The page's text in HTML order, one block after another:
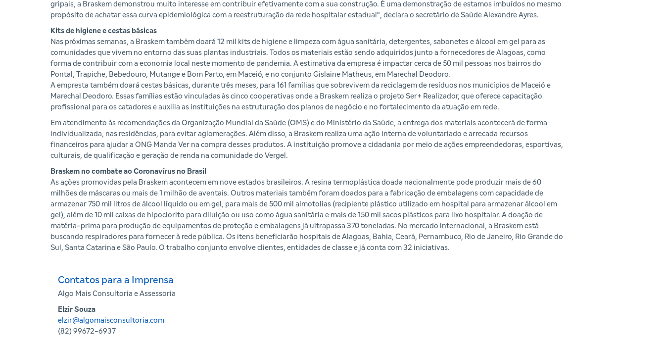
gripais, a Braskem demonstrou muito interesse em contribuir efetivamente com a sua construção. É uma demonstração de estamos imbuídos no mesmo
propósito de achatar essa curva epidemiológica com a reestruturação da rede hospitalar estadual", declara o secretário de Saúde Alexandre Ayres.
Kits de higiene e cestas básicas
Nas próximas semanas, a Braskem também doará 12 mil kits de higiene e limpeza com água sanitária, detergentes, sabonetes e álcool em gel para as
comunidades que vivem no entorno das suas plantas industriais. Todos os materiais estão sendo adquiridos junto a fornecedores de Alagoas, como
forma de contribuir com a economia local neste momento de pandemia. A estimativa da empresa é impactar cerca de 50 mil pessoas nos bairros do
Pontal, Trapiche, Bebedouro, Mutange e Bom Parto, em Maceió, e no conjunto Gislaine Matheus, em Marechal Deodoro.
A empresta também doará cestas básicas, durante três meses, para 161 famílias que sobrevivem da reciclagem de resíduos nos municípios de Maceió e
Marechal Deodoro. Essas famílias estão vinculadas às cinco cooperativas onde a Braskem realiza o projeto Ser+ Realizador, que oferece capacitação
profissional para os catadores e auxilia as instituições na estruturação dos planos de negócio e no fortalecimento da atuação em rede.
Em atendimento às recomendações da Organização Mundial da Saúde (OMS) e do Ministério da Saúde, a entrega dos materiais acontecerá de forma
individualizada, nas residências, para evitar aglomerações. Além disso, a Braskem realiza uma ação interna de voluntariado e arrecada recursos
financeiros para ajudar a ONG Manda Ver na compra desses produtos. A instituição promove a cidadania por meio de ações empreendedoras, esportivas,
culturais, de qualificação e geração de renda na comunidade do Vergel.
Braskem no combate ao Coronavírus no Brasil
As ações promovidas pela Braskem acontecem em nove estados brasileiros. A resina termoplástica doada nacionalmente pode produzir mais de 60
milhões de máscaras ou mais de 1 milhão de aventais. Outros materiais também foram doados para a fabricação de embalagens com capacidade de
armazenar 750 mil litros de álcool líquido ou em gel, para mais de 500 mil almotolias (recipiente plástico utilizado em hospital para armazenar álcool em
gel), além de 10 mil caixas de hipoclorito para diluição ou uso como água sanitária e mais de 150 mil sacos plásticos para lixo hospitalar. A doação de
matéria-prima para produção de equipamentos de proteção e embalagens já ultrapassa 370 toneladas. No mercado internacional, a Braskem está
buscando respiradores para fornecer à rede pública. Os itens beneficiarão hospitais de Alagoas, Bahia, Ceará, Pernambuco, Rio de Janeiro, Rio Grande do
Sul, Santa Catarina e São Paulo. O trabalho conjunto envolve clientes, entidades de classe e já conta com 32 iniciativas.
Contatos para a Imprensa
Algo Mais Consultoria e Assessoria
Elzir Souza
elzir@algomaisconsultoria.com
(82) 99672-6937